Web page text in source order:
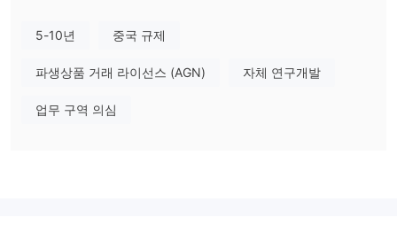
국 금융선물거래소에 의해 규제를 받고 있습니다.
WESTERN에서 무엇을 거래할 수 있나요?
5-10년 중국 규제
파생상품 거래 라이선스 (AGN) 자체 연구개발
업무 구역 의심